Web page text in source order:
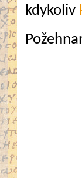
kdykoliv